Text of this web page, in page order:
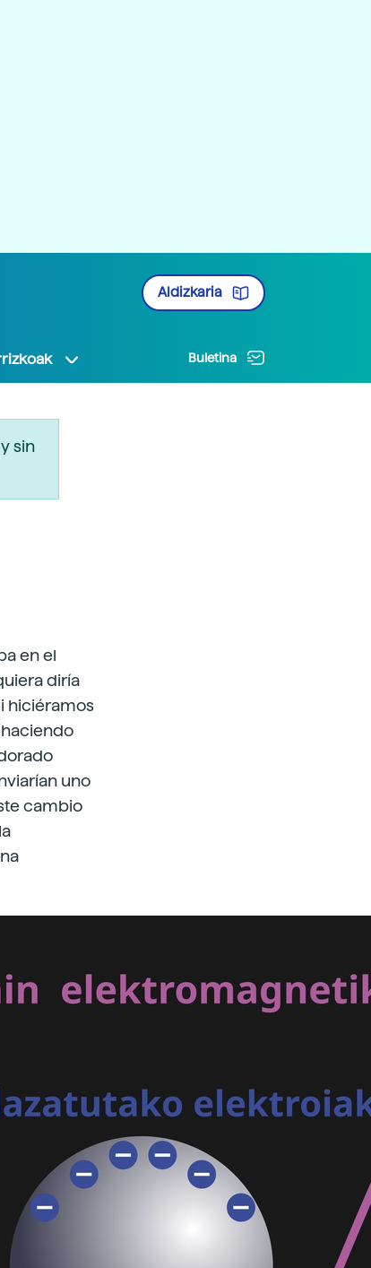
Aldizkaria
Buletina
y sin
en el
diría
hiciéramos
uno
cambio